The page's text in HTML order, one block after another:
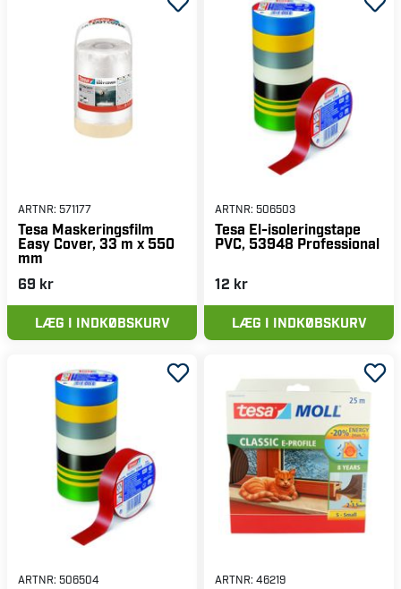
ARTNR: 571177
Tesa Maskeringsfilm
Easy Cover, 33 m x 550
mm
69 kr
LÆG I INDKØBSKURV
ARTNR: 506503
Tesa El-isoleringstape
PVC, 53948 Professional
12 kr
LÆG I INDKØBSKURV
ARTNR: 506504 ARTNR: 46219